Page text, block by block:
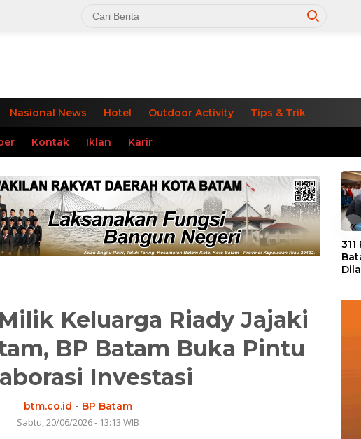
Nasional News Hotel Outdoor Activity Tips & Trik
Kontak Iklan Karir
Keluarga Riady Jajaki
BP Batam Buka Pintu
Investasi
btm.co.id - BP Batam
Sabtu, 20/06/2026 - 13:13 WIB
«